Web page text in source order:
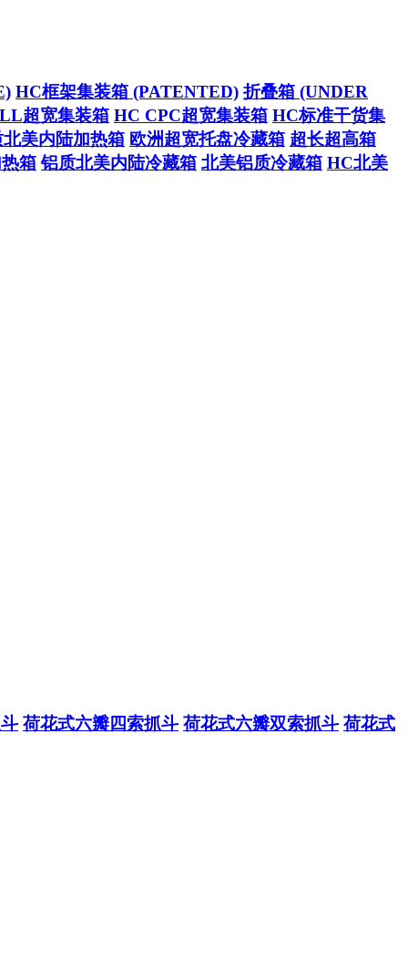
HC框架集装箱 (PATENTED) 折叠箱 (UNDER
超宽集装箱 HC CPC超宽集装箱 HC标准干货集
美内陆加热箱 欧洲超宽托盘冷藏箱 超长超高箱
箱 铝质北美内陆冷藏箱 北美铝质冷藏箱 HC北美
荷花式六瓣四索抓斗 荷花式六瓣双索抓斗 荷花式